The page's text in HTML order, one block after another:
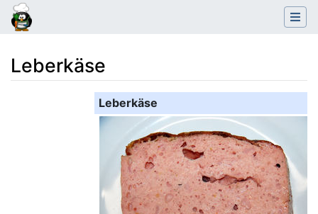
Leberkäse
Navigation,Suche
Leberkäse